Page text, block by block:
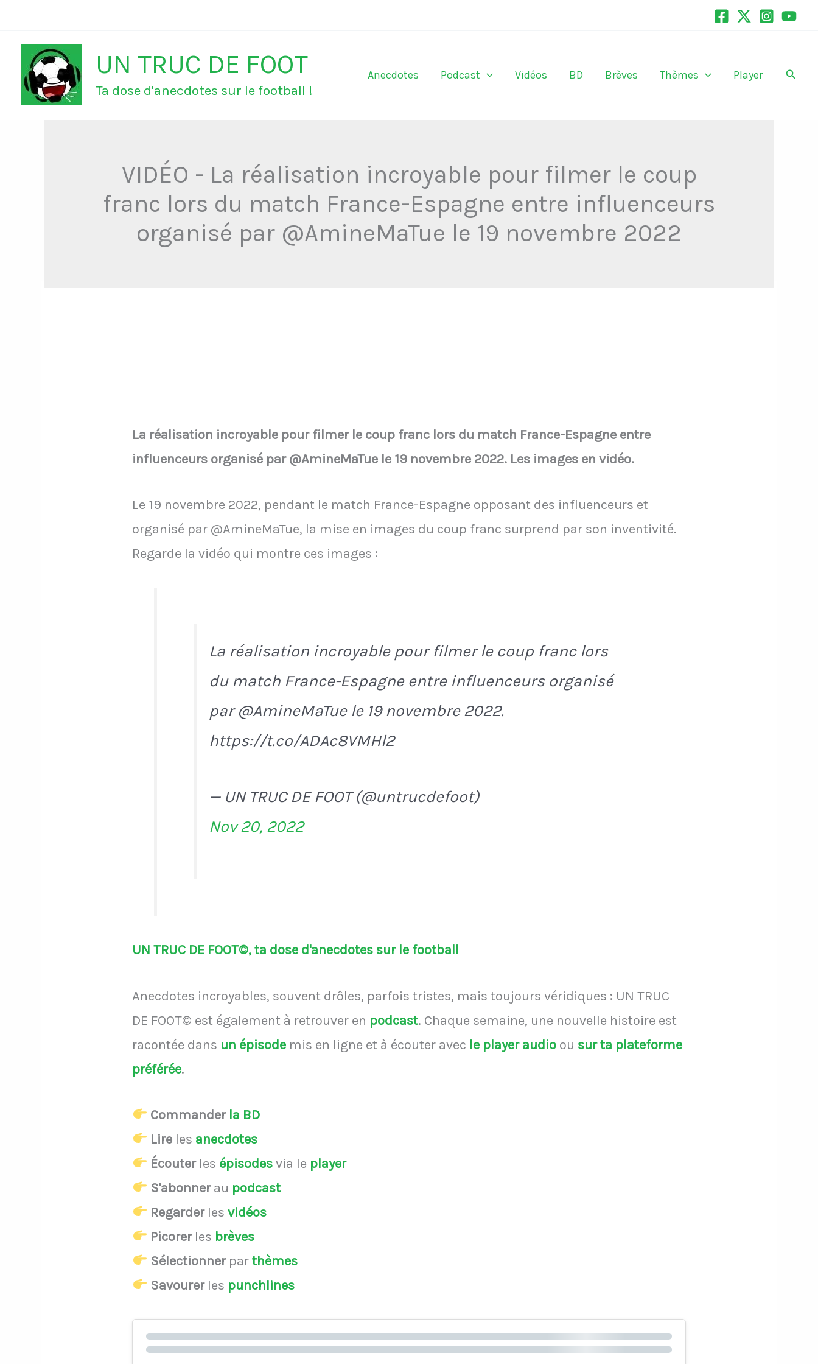
contenu
UN TRUC DE FOOT
Ta dose d'anecdotes sur le football !
Anecdotes Podcast Vidéos BD Brèves Thèmes Player
VIDÉO - La réalisation incroyable pour filmer le coup
franc lors du match France-Espagne entre influenceurs
organisé par @AmineMaTue le 19 novembre 2022
La réalisation incroyable pour filmer le coup franc lors du match France-Espagne entre
influenceurs organisé par @AmineMaTue le 19 novembre 2022. Les images en vidéo.
Le 19 novembre 2022, pendant le match France-Espagne opposant des influenceurs et
organisé par @AmineMaTue, la mise en images du coup franc surprend par son inventivité.
Regarde la vidéo qui montre ces images :
La réalisation incroyable pour filmer le coup franc lors
du match France-Espagne entre influenceurs organisé
par @AmineMaTue le 19 novembre 2022.
https://t.co/ADAc8VMHl2
— UN TRUC DE FOOT (@untrucdefoot)
Nov 20, 2022
UN TRUC DE FOOT©, ta dose d'anecdotes sur le football
Anecdotes incroyables, souvent drôles, parfois tristes, mais toujours véridiques : UN TRUC
DE FOOT© est également à retrouver en podcast. Chaque semaine, une nouvelle histoire est
racontée dans un épisode mis en ligne et à écouter avec le player audio ou sur ta plateforme
préférée.
Commander la BD
Lire les anecdotes
Écouterles épisodesvia le player
S'abonnerau podcast
Regarderlesvidéos
Picorerles brèves
Sélectionnerparthèmes
Savourerles punchlines